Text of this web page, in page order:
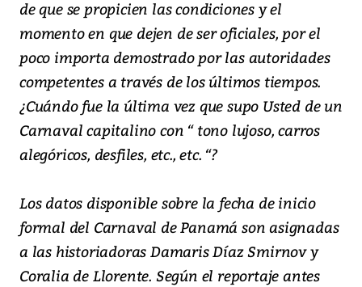
de que se propicien las condiciones y el
momento en que dejen de ser oficiales, por el
poco importa demostrado por las autoridades
competentes a través de los últimos tiempos.
¿Cuándo fue la última vez que supo Usted de un
Carnaval capitalino con “ tono lujoso, carros
alegóricos, desfiles, etc., etc. “?
Los datos disponible sobre la fecha de inicio
formal del Carnaval de Panamá son asignadas
a las historiadoras Damaris Díaz Smirnov y
Coralia de Llorente. Según el reportaje antes